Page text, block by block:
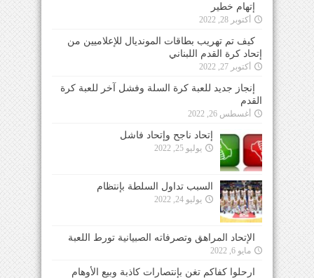
إتهام خطير
أكتوبر 28, 2022
كيف تم تهريب بطاقات المونديال للإعلاميين من
إتحاد كرة القدم اللبناني
أكتوبر 27, 2022
إنجاز جديد للعبة كرة السلة وفشل آخر للعبة كرة
القدم
أغسطس 26, 2022
إتحاد ناجح وإتحاد فاشل
يوليو 25, 2022
السبب تداول السلطة بإنتظام
يوليو 24, 2022
الإتحاد المراهق وتصرفاته الصبيانية تورط اللعبة
مايو 6, 2022
ارحلوا كفاكم تغنٍ بإنتصارات كاذبة وبيع الأوهام